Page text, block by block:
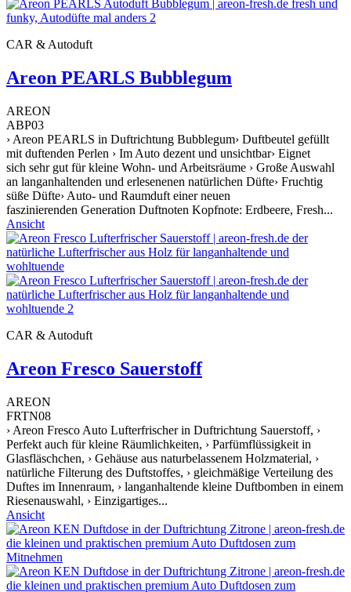
CAR & Autoduft
Areon PEARLS Bubblegum
AREON
ABP03
› Areon PEARLS in Duftrichtung Bubblegum› Duftbeutel gefüllt
mit duftenden Perlen › Im Auto dezent und unsichtbar› Eignet
sich sehr gut für kleine Wohn- und Arbeitsräume › Große Auswahl
an langanhaltenden und erlesenenen natürlichen Düfte› Fruchtig
süße Düfte› Auto- und Raumduft einer neuen
faszinierenden Generation Duftnoten Kopfnote: Erdbeere, Fresh...
Ansicht
CAR & Autoduft
Areon Fresco Sauerstoff
AREON
FRTN08
› Areon Fresco Auto Lufterfrischer in Duftrichtung Sauerstoff, ›
Perfekt auch für kleine Räumlichkeiten, › Parfümflüssigkeit in
Glasfläschchen, › Gehäuse aus naturbelassenem Holzmaterial, ›
natürliche Filterung des Duftstoffes, › gleichmäßige Verteilung des
Duftes im Innenraum, › langanhaltende kleine Duftbomben in einem
Riesenauswahl, › Einzigartiges...
Ansicht